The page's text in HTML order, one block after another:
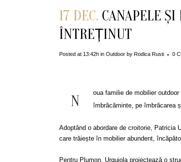
17 DEC. CANAPELE ȘI
ÎNTREȚINUT
Posted at 13:42h in Outdoor by Rodica Rusti 0
N
oua familie de mobilier
îmbrăcăminte, pe îmbrăcarea
Adoptând o abordare de croitorie, Patricia
care trăiește în mobilier abundent,
Pentru Plumon, Urquiola proiectează o